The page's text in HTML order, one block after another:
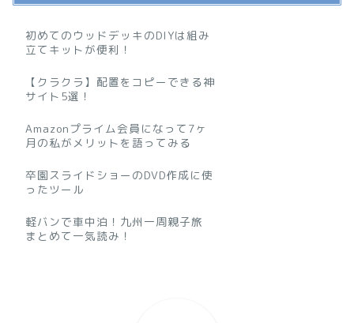
初めてのウッドデッキのDIYは組み
立てキットが便利！
【クラクラ】配置をコピーできる神
サイト5選！
Amazonプライム会員になって7ヶ
月の私がメリットを語ってみる
卒園スライドショーのDVD作成に使
ったツール
軽バンで車中泊！九州一周親子旅
まとめて一気読み！